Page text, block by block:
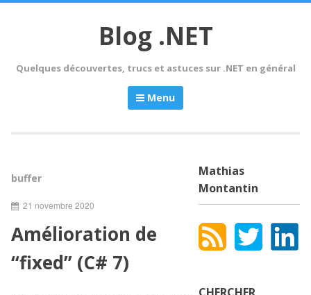
Blog .NET
Quelques découvertes, trucs et astuces sur .NET en général
Menu
buffer
21 novembre 2020
Amélioration de
“fixed” (C# 7)
Mathias
Montantin